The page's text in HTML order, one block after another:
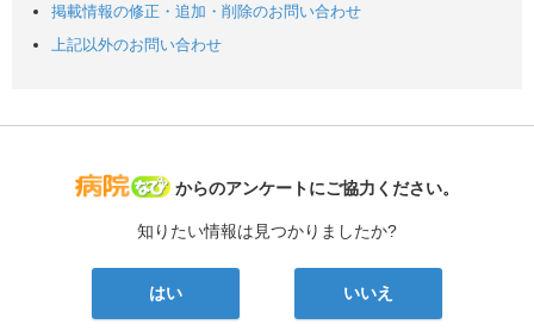
掲載情報の修正・追加・削除のお問い合わせ
上記以外のお問い合わせ
病院なび
からのアンケートにご協力ください。
知りたい情報は見つかりましたか?
はい いいえ